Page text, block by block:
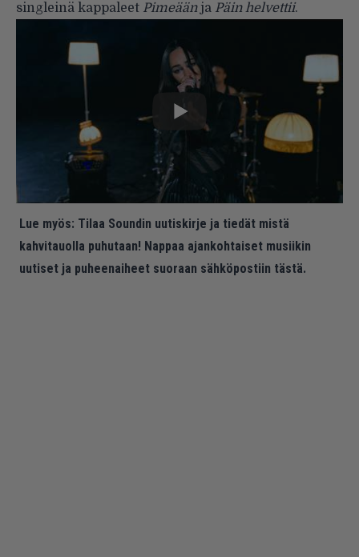
singleinä kappaleet Pimeäänja Päin helvettii.
Lue myös: Tilaa Soundin uutiskirje ja tiedät mistä
kahvitauolla puhutaan! Nappaa ajankohtaiset musiikin
uutiset ja puheenaiheet suoraan sähköpostiin tästä.